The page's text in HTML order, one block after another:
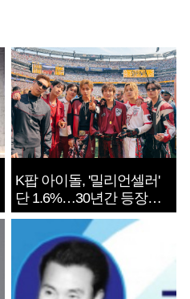
K팝 아이돌, '밀리언셀러'
단 1.6%…30년간 등장
1182개팀 전수조사